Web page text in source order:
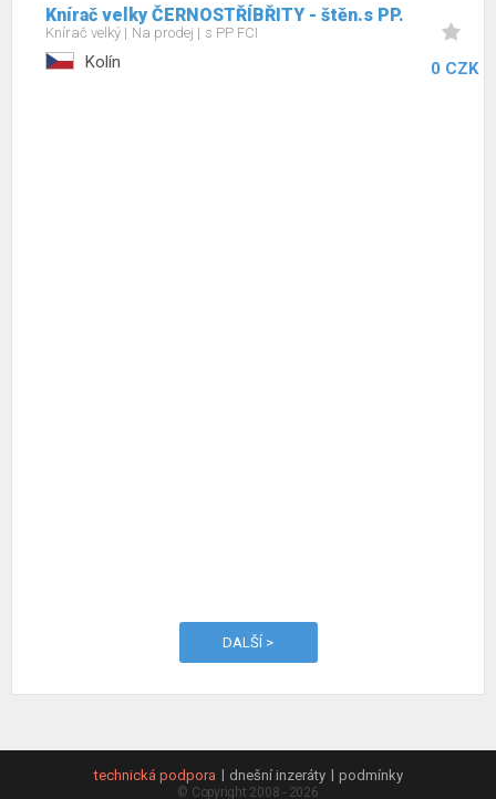
Knírač velky ČERNOSTŘÍBŘITY - štěn.s PP.
Knírač velký Na prodej s PP FCI
Kolín 0 CZK
DALŠÍ >
technická podpora dnešní inzeráty podmínky
© Copyright 2008 - 2026